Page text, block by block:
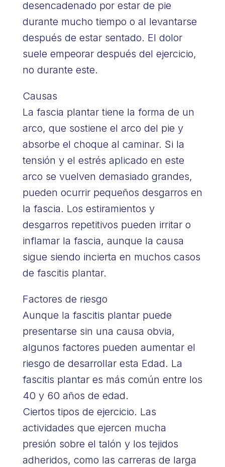
desencadenado por estar de pie
durante mucho tiempo o al levantarse
después de estar sentado. El dolor
suele empeorar después del ejercicio,
no durante este.
Causas
La fascia plantar tiene la forma de un
arco, que sostiene el arco del pie y
absorbe el choque al caminar. Si la
tensión y el estrés aplicado en este
arco se vuelven demasiado grandes,
pueden ocurrir pequeños desgarros en
la fascia. Los estiramientos y
desgarros repetitivos pueden irritar o
inflamar la fascia, aunque la causa
sigue siendo incierta en muchos casos
de fascitis plantar.
Factores de riesgo
Aunque la fascitis plantar puede
presentarse sin una causa obvia,
algunos factores pueden aumentar el
riesgo de desarrollar esta Edad. La
fascitis plantar es más común entre los
40 y 60 años de edad.
Ciertos tipos de ejercicio. Las
actividades que ejercen mucha
presión sobre el talón y los tejidos
adheridos, como las carreras de larga